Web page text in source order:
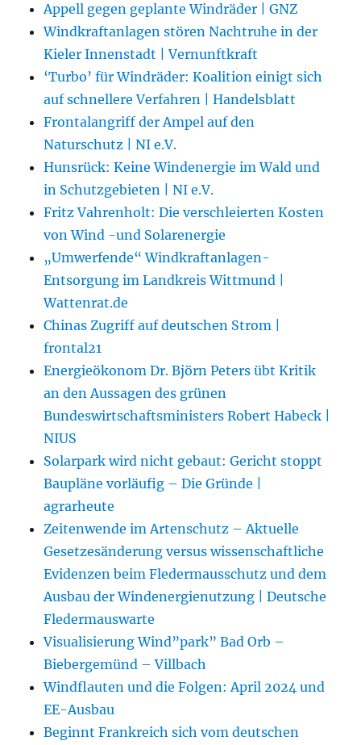
Appell gegen geplante Windräder | GNZ
Windkraftanlagen stören Nachtruhe in der
Kieler Innenstadt | Vernunftkraft
‘Turbo’ für Windräder: Koalition einigt sich
auf schnellere Verfahren | Handelsblatt
Frontalangriff der Ampel auf den
Naturschutz | NI e.V.
Hunsrück: Keine Windenergie im Wald und
in Schutzgebieten | NI e.V.
Fritz Vahrenholt: Die verschleierten Kosten
von Wind -und Solarenergie
„Umwerfende“ Windkraftanlagen-
Entsorgung im Landkreis Wittmund |
Wattenrat.de
Chinas Zugriff auf deutschen Strom |
frontal21
Energieökonom Dr. Björn Peters übt Kritik
an den Aussagen des grünen
Bundeswirtschaftsministers Robert Habeck |
NIUS
Solarpark wird nicht gebaut: Gericht stoppt
Baupläne vorläufig – Die Gründe |
agrarheute
Zeitenwende im Artenschutz – Aktuelle
Gesetzesänderung versus wissenschaftliche
Evidenzen beim Fledermausschutz und dem
Ausbau der Windenergienutzung | Deutsche
Fledermauswarte
Visualisierung Wind”park” Bad Orb –
Biebergemünd – Villbach
Windflauten und die Folgen: April 2024 und
EE-Ausbau
Beginnt Frankreich sich vom deutschen